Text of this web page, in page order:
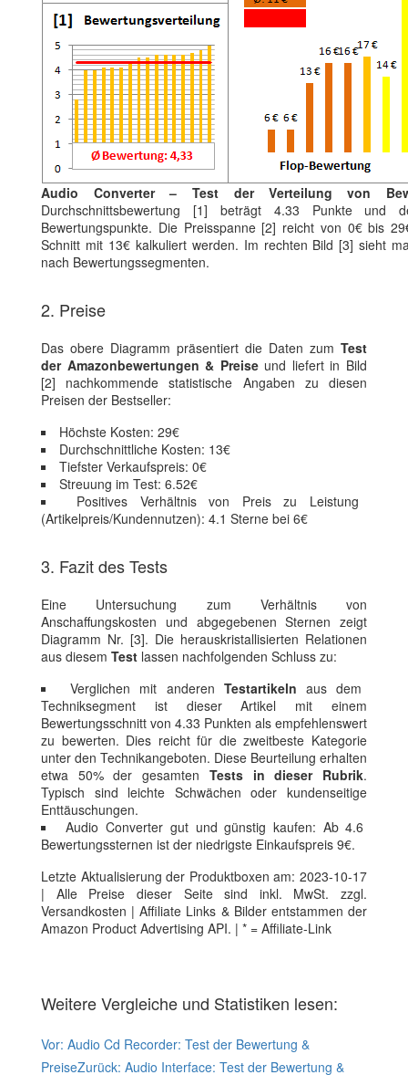
Audio Converter – Test der Verteilung von
Durchschnittsbewertung [1] beträgt 4.33 Punkte
Bewertungspunkte. Die Preisspanne [2] reicht von 0€ bis
Schnitt mit 13€ kalkuliert werden. Im rechten Bild [3] sieht
nach Bewertungssegmenten.
2. Preise
Das obere Diagramm präsentiert die Daten zum Test
der Amazonbewertungen & Preiseund liefert in Bild
[2] nachkommende statistische Angaben zu diesen
Preisen der Bestseller:
Höchste Kosten: 29€
Durchschnittliche Kosten: 13€
Tiefster Verkaufspreis: 0€
Streuung im Test: 6.52€
Positives Verhältnis von Preis zu Leistung
(Artikelpreis/Kundennutzen): 4.1 Sterne bei 6€
3. Fazit des Tests
Eine Untersuchung zum Verhältnis von
Anschaffungskosten und abgegebenen Sternen zeigt
Diagramm Nr. [3]. Die herauskristallisierten Relationen
aus diesem Test lassen nachfolgenden Schluss zu:
Verglichen mit anderen Testartikeln aus dem
Techniksegment ist dieser Artikel mit einem
Bewertungsschnitt von 4.33 Punkten als empfehlenswert
zu bewerten. Dies reicht für die zweitbeste Kategorie
unter den Technikangeboten. Diese Beurteilung erhalten
etwa 50% der gesamten Tests in dieser Rubrik.
Typisch sind leichte Schwächen oder kundenseitige
Enttäuschungen.
Audio Converter gut und günstig kaufen: Ab 4.6
Bewertungssternen ist der niedrigste Einkaufspreis 9€.
Letzte Aktualisierung der Produktboxen am: 2023-10-17
| Alle Preise dieser Seite sind inkl. MwSt. zzgl.
Versandkosten | Affiliate Links & Bilder entstammen der
Amazon Product Advertising API. | * = Affiliate-Link
Weitere Vergleiche und Statistiken lesen:
Vor: Audio Cd Recorder: Test der Bewertung &
PreiseZurück: Audio Interface: Test der Bewertung &